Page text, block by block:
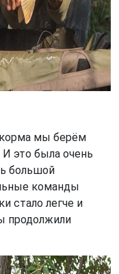
мы берём
И это была очень
большой
команды
стало легче и
продолжили